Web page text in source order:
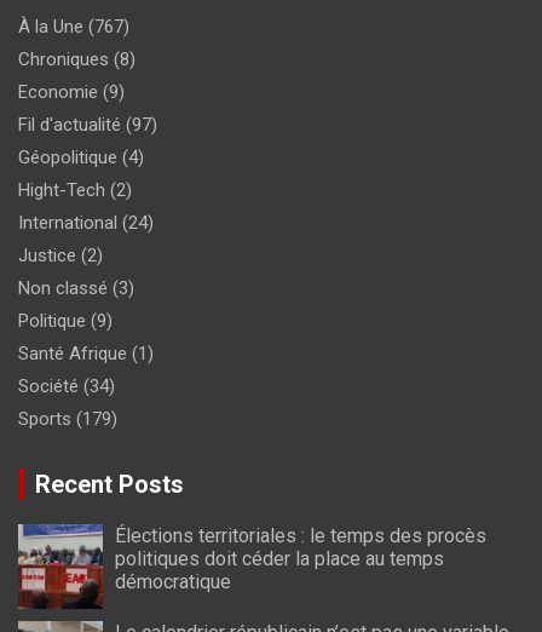
À la Une (767)
Chroniques (8)
Economie (9)
Fil d'actualité (97)
Géopolitique (4)
Hight-Tech (2)
International (24)
Justice (2)
Non classé (3)
Politique (9)
Santé Afrique (1)
Société (34)
Sports (179)
Recent Posts
Élections territoriales : le temps des procès
politiques doit céder la place au temps
démocratique